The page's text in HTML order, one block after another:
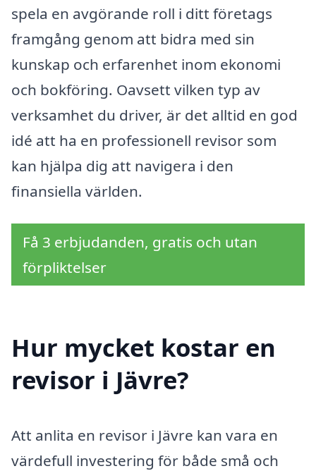
spela en avgörande roll i ditt företags
framgång genom att bidra med sin
kunskap och erfarenhet inom ekonomi
och bokföring. Oavsett vilken typ av
verksamhet du driver, är det alltid en god
idé att ha en professionell revisor som
kan hjälpa dig att navigera i den
finansiella världen.
Få 3 erbjudanden, gratis och utan
förpliktelser
Hur mycket kostar en
revisor i Jävre?
Att anlita en revisor i Jävre kan vara en
värdefull investering för både små och